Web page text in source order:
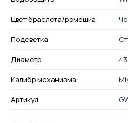
Цвет браслета/ремешка
Подсветка
Диаметр
Калибр механизма
Артикул